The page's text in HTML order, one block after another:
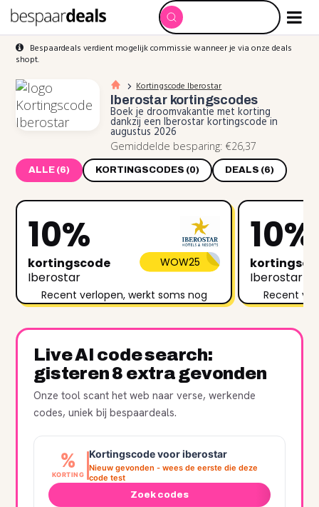
Bespaardeals verdient mogelijk commissie wanneer je via onze deals
shopt.
Kortingscode Iberostar
Iberostar kortingscodes
Boek je droomvakantie met korting
dankzij een Iberostar kortingscode in
augustus 2026
Gemiddelde besparing: €26,37
ALLE (6) KORTINGSCODES (0) DEALS (6)
10%
kortingscode
Iberostar
WOW25
Recent verlopen, werkt soms nog
10%
Iberostar
Recent
Live AI code search:
gisteren 8 extra gevonden
Onze tool scant het web naar verse, werkende
codes, uniek bij bespaardeals.
%
KORTING
Kortingscode voor iberostar
Nieuw gevonden - wees de eerste die deze
code test
Zoek codes